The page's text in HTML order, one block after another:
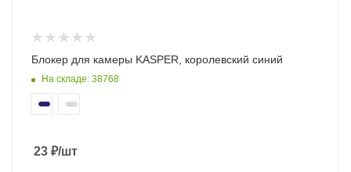
Блокер для камеры KASPER, королевский синий
На складе: 38768
23 ₽/шт